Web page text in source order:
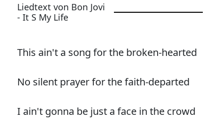
Liedtext von Bon Jovi
- It S My Life
This ain't a song for the broken-hearted
No silent prayer for the faith-departed
I ain't gonna be just a face in the crowd